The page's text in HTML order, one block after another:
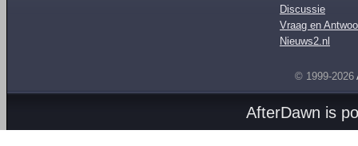
Discussie
Vraag en
Nieuws2.nl
© 1999-2026
AfterDawn is